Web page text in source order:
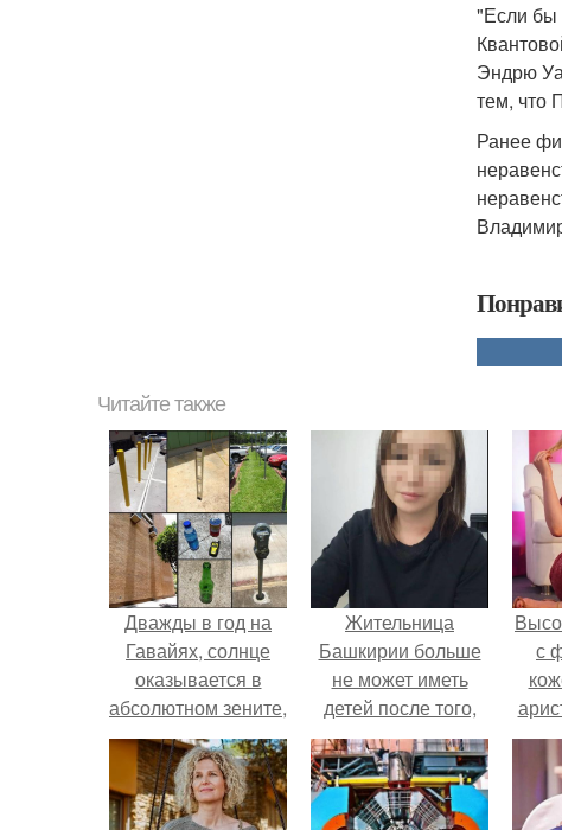
"Если бы
Эндрю
тем, что
Ранее
Читайте также
Дважды в год на
Гавайях, солнце
оказывается в
абсолютном зените,
от чего тени падают
строго вниз.
Жительница
Башкирии больше
не может иметь
детей после того,
как медики сделали
ей аборт на шестом
месяце
беременности и
с